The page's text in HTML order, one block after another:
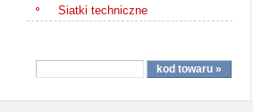
Siatki techniczne